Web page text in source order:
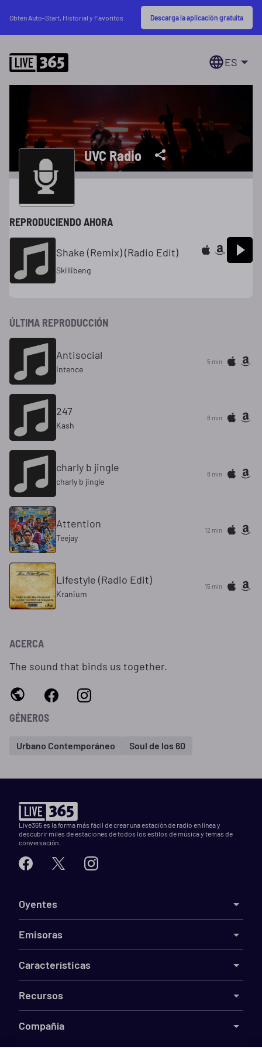
Obtén Auto-Start, Historial y Favoritos Descarga la aplicación gratuita
ES
UVC Radio
REPRODUCIENDO AHORA
Shake (Remix) (Radio Edit)
Skillibeng
ÚLTIMA REPRODUCCIÓN
Antisocial
Intence
5 min
247
Kash
8 min
charly b jingle
charly b jingle
8 min
Attention
Teejay
12 min
Lifestyle (Radio Edit)
Kranium
15 min
ACERCA
The sound that binds us together.
GÉNEROS
Urbano Contemporáneo Soul de los 60
Live365 es la forma más fácil de crear una estación de radio en línea y
descubrir miles de estaciones de todos los estilos de música y temas de
conversación.
Oyentes
Emisoras
Características
Recursos
Compañía